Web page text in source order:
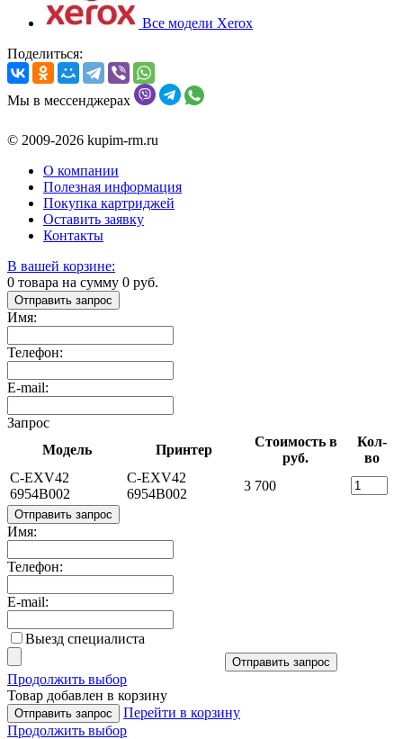
Все модели Xerox
Поделиться:
Мы в мессенджерах
© 2009-2026 kupim-rm.ru
О компании
Полезная информация
Покупка картриджей
Оставить заявку
Контакты
В вашей корзине:
0 товара на сумму 0 руб.
Отправить запрос
Имя:
Телефон:
E-mail:
Запрос
Модель
Принтер
Стоимость в
руб.
Кол-
во
C-EXV42
6954B002
C-EXV42
6954B002
3 700
Отправить запрос
Имя:
Телефон:
E-mail:
Выезд специалиста
Отправить запрос
Продолжить выбор
Товар добавлен в корзину
Отправить запрос
Перейти в корзину
Продолжить выбор